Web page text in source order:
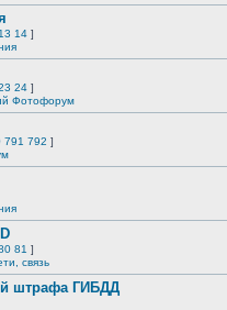
13 14 ]
24 ]
Фотофорум
791 792 ]
81 ]
связь
штрафа ГИБДД